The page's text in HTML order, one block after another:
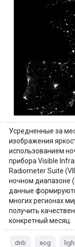
Усредненные за
изображения
использованием
прибора Visible
Radiometer Suite
ночном диапазоне
данные
многих регионах
получить
конкретный месяц.
dnb eog